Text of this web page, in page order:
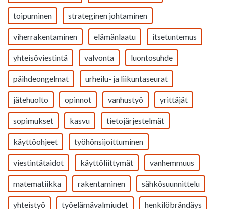
toipuminen strateginen johtaminen
viherrakentaminen elämänlaatu itsetuntemus
yhteisöviestintä valvonta luontosuhde
päihdeongelmat urheilu- ja liikuntaseurat
jätehuolto opinnot vanhustyö yrittäjät
sopimukset kasvu tietojärjestelmät
käyttöohjeet työhönsijoittuminen
viestintätaidot käyttöliittymät vanhemmuus
matematiikka rakentaminen sähkösuunnittelu
yhteistyö työelämävalmiudet henkilöbrändäys